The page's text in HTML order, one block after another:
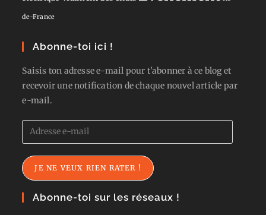
de-France
Abonne-toi ici !
Saisis ton adresse e-mail pour t'abonner à ce blog et
recevoir une notification de chaque nouvel article par
e-mail.
Adresse
e-
mail
JE NE VEUX RIEN RATER !
Abonne-toi sur les réseaux !